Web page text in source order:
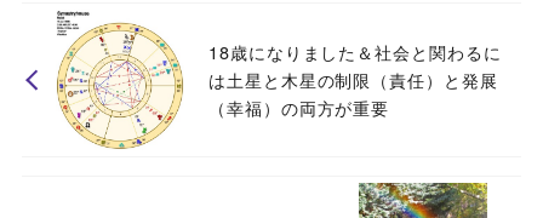
18歳になりました＆社会と関わるに
は土星と木星の制限（責任）と発展
（幸福）の両方が重要